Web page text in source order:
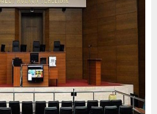
adli kontrol hükümleri
işlemleri devam ediyor.
mücadelenin kararlılıkla